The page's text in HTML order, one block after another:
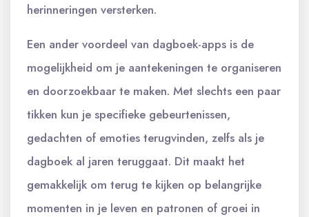
herinneringen versterken.
Een ander voordeel van dagboek-apps is de
mogelijkheid om je aantekeningen te organiseren
en doorzoekbaar te maken. Met slechts een paar
tikken kun je specifieke gebeurtenissen,
gedachten of emoties terugvinden, zelfs als je
dagboek al jaren teruggaat. Dit maakt het
gemakkelijk om terug te kijken op belangrijke
momenten in je leven en patronen of groei in